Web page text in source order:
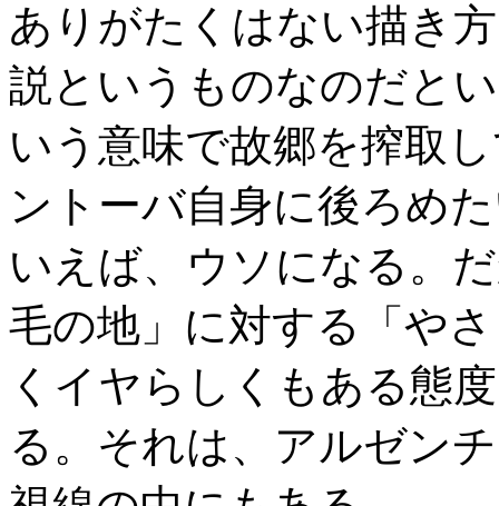
ありがたくはない描き
説というものなのだと
いう意味で故郷を搾取
ントーバ自身に後ろめ
いえば、ウソになる。
毛の地」に対する「や
くイヤらしくもある態
る。それは、アルゼン